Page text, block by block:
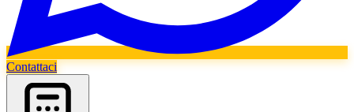
Contattaci